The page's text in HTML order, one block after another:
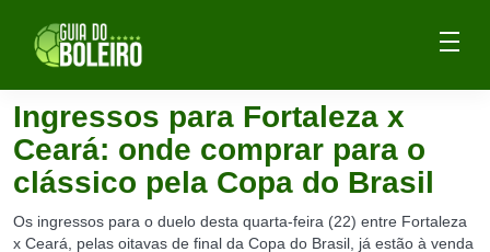
Ingressos para Fortaleza x
Ceará: onde comprar para o
clássico pela Copa do Brasil
Os ingressos para o duelo desta quarta-feira (22) entre Fortaleza
x Ceará, pelas oitavas de final da Copa do Brasil, já estão à venda